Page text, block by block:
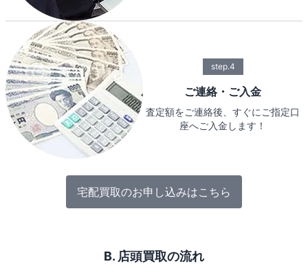
step.4
ご連絡・ご入金
査定額をご連絡後、すぐにご指定口
座へご入金します！
宅配買取のお申し込みはこちら
B. 店頭買取の流れ